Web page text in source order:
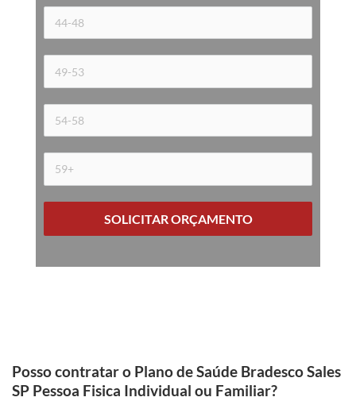
SOLICITAR ORÇAMENTO
Posso contratar o Plano de Saúde Bradesco Sales
SP Pessoa Fisica Individual ou Familiar?